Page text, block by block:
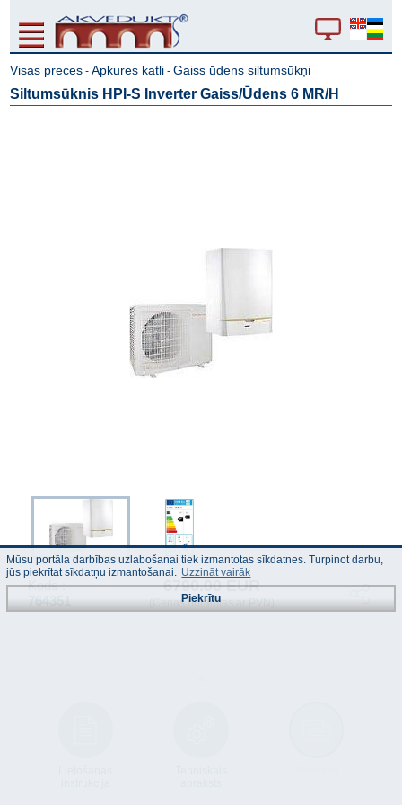
Visas preces -Apkures katli -Gaiss ūdens siltumsūkņi
Siltumsūknis HPI-S Inverter Gaiss/Ūdens 6 MR/H
Kods :
764351
6790.00 EUR
(Cenas norādītas ar PVN)
Mūsu portāla darbības uzlabošanai tiek izmantotas sīkdatnes. Turpinot darbu,
jūs piekrītat sīkdatņu izmantošanai. Uzzināt vairāk
Piekrītu